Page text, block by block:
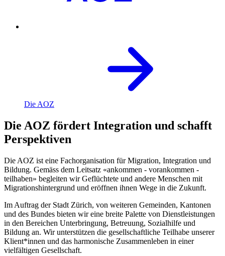
Die AOZ
Die AOZ fördert Integration und schafft
Perspektiven
Die AOZ ist eine Fachorganisation für Migration, Integration und
Bildung. Gemäss dem Leitsatz «ankommen - vorankommen -
teilhaben» begleiten wir Geflüchtete und andere Menschen mit
Migrationshintergrund und eröffnen ihnen Wege in die Zukunft.
Im Auftrag der Stadt Zürich, von weiteren Gemeinden, Kantonen
und des Bundes bieten wir eine breite Palette von Dienstleistungen
in den Bereichen Unterbringung, Betreuung, Sozialhilfe und
Bildung an. Wir unterstützen die gesellschaftliche Teilhabe unserer
Klient*innen und das harmonische Zusammenleben in einer
vielfältigen Gesellschaft.